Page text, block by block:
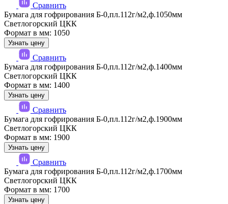
Сравнить
Бумага для гофрирования Б-0,пл.112г/м2,ф.1050мм
Светлогорский ЦКК
Формат в мм: 1050
Узнать цену
Сравнить
Бумага для гофрирования Б-0,пл.112г/м2,ф.1400мм
Светлогорский ЦКК
Формат в мм: 1400
Узнать цену
Сравнить
Бумага для гофрирования Б-0,пл.112г/м2,ф.1900мм
Светлогорский ЦКК
Формат в мм: 1900
Узнать цену
Сравнить
Бумага для гофрирования Б-0,пл.112г/м2,ф.1700мм
Светлогорский ЦКК
Формат в мм: 1700
Узнать цену